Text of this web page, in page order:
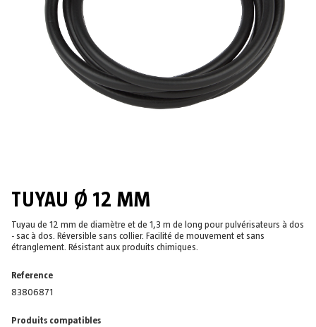
TUYAU Ø 12 MM
Tuyau de 12 mm de diamètre et de 1,3 m de long pour pulvérisateurs à dos
- sac à dos. Réversible sans collier. Facilité de mouvement et sans
étranglement. Résistant aux produits chimiques.
Reference
83806871
Produits compatibles